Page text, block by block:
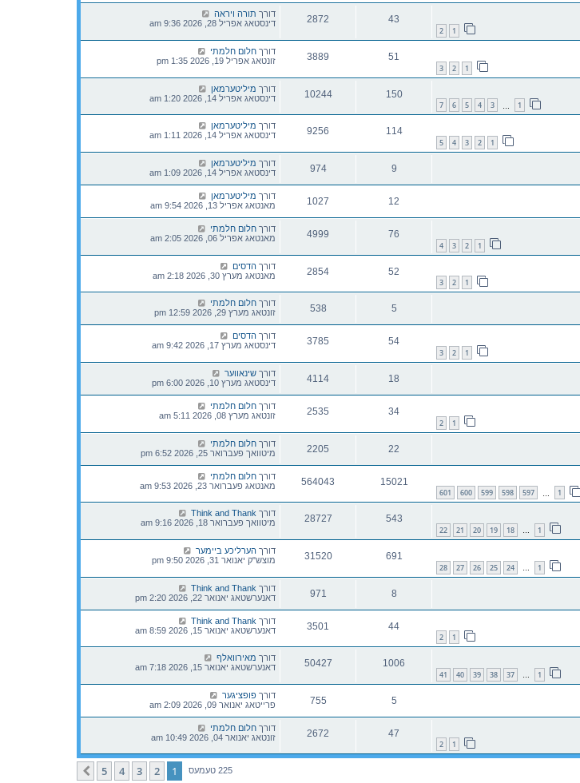
1
2
43
2872 דורך תורה ויראה
דינסטאג אפריל 28, 2026 9:36 am
1
2
3
51
3889 דורך חלום חלמתי
זונטאג אפריל 19, 2026 1:35 pm
1
3
4
5
6
7
150
10244 דורך מיליטערמאן
דינסטאג אפריל 14, 2026 1:20 am
1
2
3
4
5
114
9256 דורך מיליטערמאן
דינסטאג אפריל 14, 2026 1:11 am
9
974 דורך מיליטערמאן
דינסטאג אפריל 14, 2026 1:09 am
12
1027 דורך מיליטערמאן
מאנטאג אפריל 13, 2026 9:54 am
1
2
3
4
76
4999 דורך חלום חלמתי
מאנטאג אפריל 06, 2026 2:05 am
1
2
3
52
2854 דורך הדסים
מאנטאג מערץ 30, 2026 2:18 am
5
538 דורך חלום חלמתי
זונטאג מערץ 29, 2026 12:59 pm
1
2
3
54
3785 דורך הדסים
דינסטאג מערץ 17, 2026 9:42 am
18
4114 דורך שינאווער
דינסטאג מערץ 10, 2026 6:00 pm
1
2
34
2535 דורך חלום חלמתי
זונטאג מערץ 08, 2026 5:11 am
22
2205 דורך חלום חלמתי
מיטוואך פעברואר 25, 2026 6:52 pm
1
597
598
599
600
601
15021
564043 דורך חלום חלמתי
מאנטאג פעברואר 23, 2026 9:53 am
1
…
18
19
20
21
22
543
28727 דורך Think and Thank
מיטוואך פעברואר 18, 2026 9:16 am
1
24
25
26
27
28
691
31520 דורך הערליכע ביימער
מוצש"ק יאנואר 31, 2026 9:50 pm
8
971 דורך Think and Thank
דאנערשטאג יאנואר 22, 2026 2:20 pm
1
2
44
3501 דורך Think and Thank
דאנערשטאג יאנואר 15, 2026 8:59 am
1
…
37
38
39
40
41
1006
50427 דורך מאירוואלף
דאנערשטאג יאנואר 15, 2026 7:18 am
5
755 דורך פופציגער
פרייטאג יאנואר 09, 2026 2:09 am
1
2
47
2672 דורך חלום חלמתי
זונטאג יאנואר 04, 2026 10:49 am
225 טעמעס 1
2
3
4
5
קומענדיגע